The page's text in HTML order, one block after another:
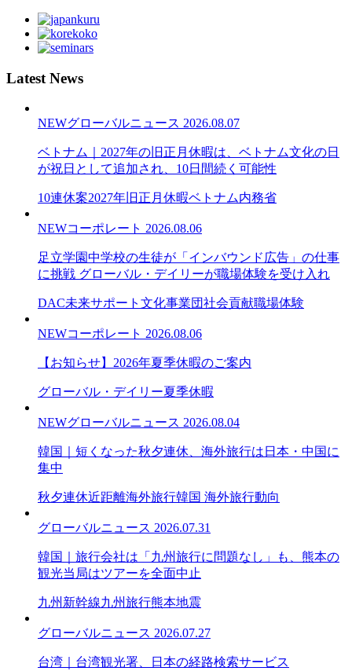
Latest News
NEWグローバルニュース 2026.08.07
ベトナム｜2027年の旧正月休暇は、ベトナム文化の日
が祝日として追加され、10日間続く可能性
10連休案2027年旧正月休暇ベトナム内務省
NEWコーポレート 2026.08.06
足立学園中学校の生徒が「インバウンド広告」の仕事
に挑戦 グローバル・デイリーが職場体験を受け入れ
DAC未来サポート文化事業団社会貢献職場体験
NEWコーポレート 2026.08.06
【お知らせ】2026年夏季休暇のご案内
グローバル・デイリー夏季休暇
NEWグローバルニュース 2026.08.04
韓国｜短くなった秋夕連休、海外旅行は日本・中国に
集中
秋夕連休近距離海外旅行韓国 海外旅行動向
グローバルニュース 2026.07.31
韓国｜旅行会社は「九州旅行に問題なし」も、熊本の
観光当局はツアーを全面中止
九州新幹線九州旅行熊本地震
グローバルニュース 2026.07.27
台湾｜台湾観光署、日本の経路検索サービス